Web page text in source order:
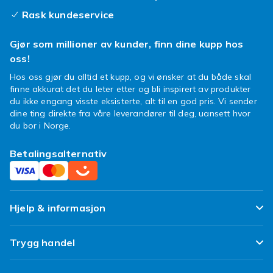
optimal sikkerhet pakket inn i et design som
materialer og funksjoner, fra slanke
kortplasser.
Å finne det riktige deksel til iphone skal være
en morsom opplevelse, ikke en kjedelig plikt.
Vårt brede sortiment sørger for at du enkelt
garderobe eller humør. Et nytt iphonedeksel er
en enkel måte å oppgradere utseendet på
Så, hva venter du på? Dykk ned i vår
iphone xxs skinne med et design som er like
Rask kundeservice
Gjør som millioner av kunder, finn dine kupp hos
oss!
Hos oss gjør du alltid et kupp, og vi ønsker at du både skal
finne akkurat det du leter etter og bli inspirert av produkter
du ikke engang visste eksisterte, alt til en god pris. Vi sender
dine ting direkte fra våre leverandører til deg, uansett hvor
du bor i Norge.
Betalingsalternativ
Hjelp & informasjon
Ofte stilte spørsmål
Spor pakken min
Trygg handel